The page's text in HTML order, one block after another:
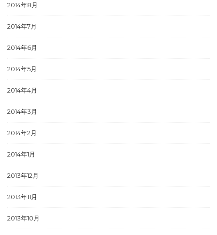
2014年8月
2014年7月
2014年6月
2014年5月
2014年4月
2014年3月
2014年2月
2014年1月
2013年12月
2013年11月
2013年10月